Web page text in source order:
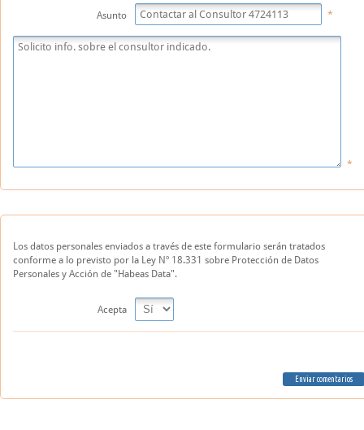
Asunto
Los datos personales enviados a través de este formulario serán tratados
conforme a lo previsto por la Ley Nº 18.331 sobre Protección de Datos
Personales y Acción de "Habeas Data".
Acepta
Enviar comentarios